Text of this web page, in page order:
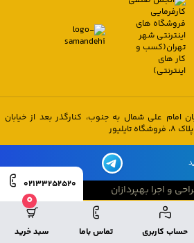
حساب کاربری تماس باما
0
سبد خرید
02133252520
امام علی شمال به جنوب، کنارگذر بعد از خیابان
و اجرا بهپردازان
طراحی و اجرا بهپردازان